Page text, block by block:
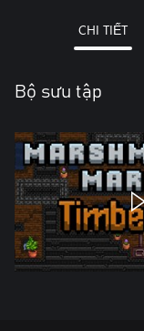
CHI TIẾT
Bộ sưu tập